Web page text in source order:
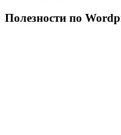
Полезности по